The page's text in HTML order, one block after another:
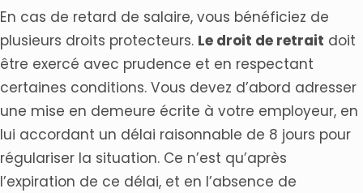
En cas de retard de salaire, vous bénéficiez de
plusieurs droits protecteurs. Le droit de retrait doit
être exercé avec prudence et en respectant
certaines conditions. Vous devez d’abord adresser
une mise en demeure écrite à votre employeur, en
lui accordant un délai raisonnable de 8 jours pour
régulariser la situation. Ce n’est qu’après
l’expiration de ce délai, et en l’absence de